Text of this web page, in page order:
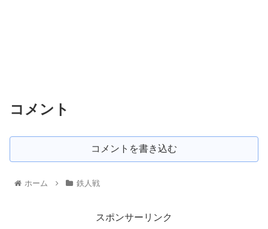
コメント
コメントを書き込む
ホーム 鉄人戦
スポンサーリンク